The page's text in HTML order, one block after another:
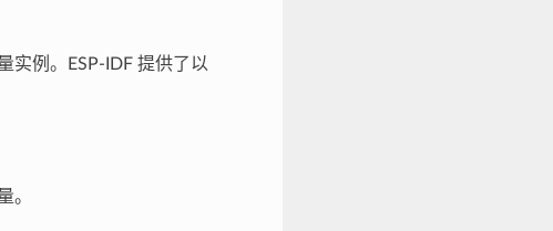
实例。ESP-IDF 提供了以
。